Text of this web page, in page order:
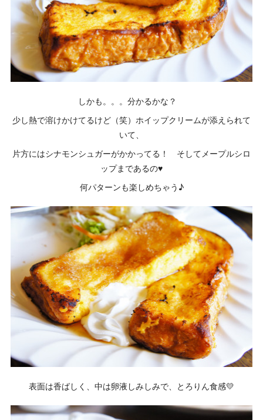
しかも。。。分かるかな？
少し熱で溶けかけてるけど（笑）ホイップクリームが添えられて
いて、
片方にはシナモンシュガーがかかってる！ そしてメープルシロ
ップまであるの♥
何パターンも楽しめちゃう♪
表面は香ばしく、中は卵液しみしみで、とろりん食感💛